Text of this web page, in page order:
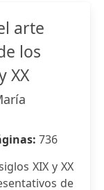
arte
los
XX
736
XIX y XX
de